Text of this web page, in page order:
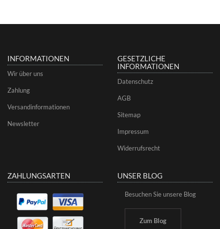
INFORMATIONEN
Wir über uns
Zahlung
Versandinformationen
Newsletter
GESETZLICHE
INFORMATIONEN
Datenschutz
AGB
Sitemap
Impressum
Widerrufsrecht
ZAHLUNGSARTEN UNSER BLOG
Besuchen Sie unsere Blog
Zum Blog